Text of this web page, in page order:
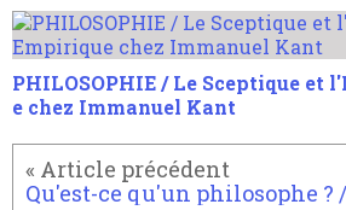
PHILOSOPHIE / Le Sceptique
e chez Immanuel Kant
Qu'est-ce qu'un philosophe ?